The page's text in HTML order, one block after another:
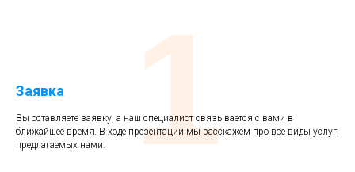
Заявка
Вы оставляете заявку, а наш специалист связывается с вами в
ближайшее время. В ходе презентации мы расскажем про все виды услуг,
предлагаемых нами.
1